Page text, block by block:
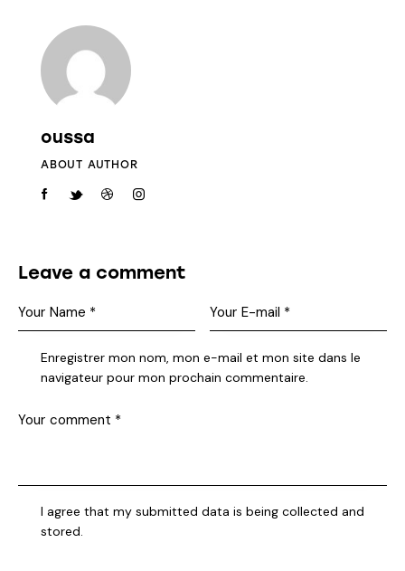
oussa
ABOUT AUTHOR
Leave a comment
Enregistrer mon nom, mon e-mail et mon site dans le
navigateur pour mon prochain commentaire.
I agree that my submitted data is being collected and
stored.